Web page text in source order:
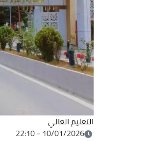
التعليم العالي
10/01/2026 - 22:10